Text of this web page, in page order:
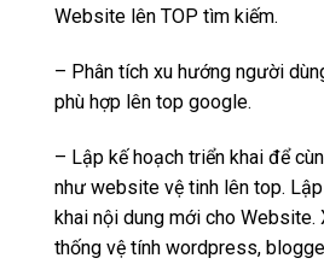
Website lên TOP tìm kiếm.
– Phân tích xu hướng người
phù hợp lên top google.
– Lập kế hoạch triển khai để
như website vệ tinh lên top.
khai nội dung mới cho Website.
thống vệ tính wordpress,